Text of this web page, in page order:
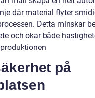
där material flyter
Detta minskar
och ökar både
på